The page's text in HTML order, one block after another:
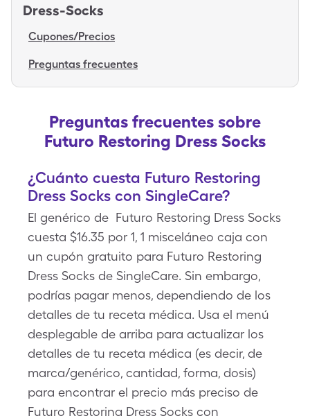
Dress-Socks
Cupones/Precios
Preguntas frecuentes
Preguntas frecuentes sobre
Futuro Restoring Dress Socks
¿Cuánto cuesta Futuro Restoring
Dress Socks con SingleCare?
El genérico de Futuro Restoring Dress Socks
cuesta $16.35 por 1, 1 misceláneo caja con
un cupón gratuito para Futuro Restoring
Dress Socks de SingleCare. Sin embargo,
podrías pagar menos, dependiendo de los
detalles de tu receta médica. Usa el menú
desplegable de arriba para actualizar los
detalles de tu receta médica (es decir, de
marca/genérico, cantidad, forma, dosis)
para encontrar el precio más preciso de
Futuro Restoring Dress Socks con